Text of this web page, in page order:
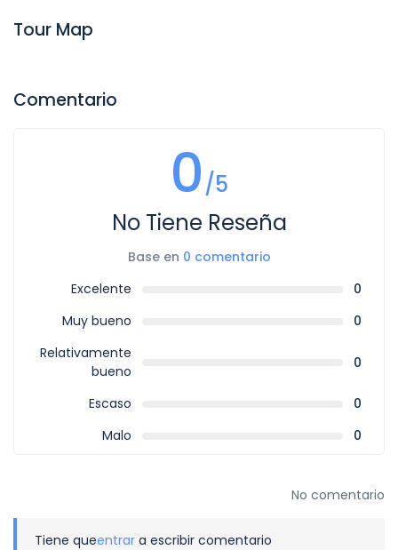
Tour Map
Comentario
0/5
No Tiene Reseña
Base en 0 comentario
Excelente
0
Muy bueno
0
Relativamente
bueno
0
Escaso
0
Malo
0
No comentario
Tiene queentrar a escribir comentario